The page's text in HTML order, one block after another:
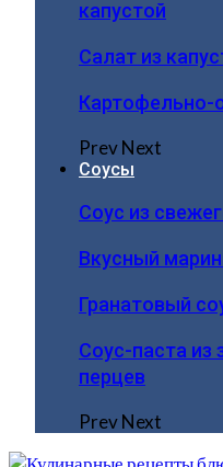
капустой
Салат из
Картофельно-
PrevNext
Соусы
Соус из
Вкусный
Гранатовый
Соус-паста из
перцев
PrevNext